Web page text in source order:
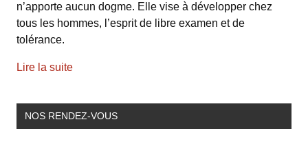
n’apporte aucun dogme. Elle vise à développer chez
tous les hommes, l’esprit de libre examen et de
tolérance.
Lire la suite
NOS RENDEZ-VOUS